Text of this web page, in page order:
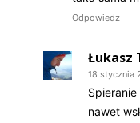
Odpowiedz
Łukasz
18 stycznia
nawet